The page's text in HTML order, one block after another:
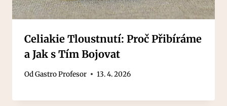
Celiakie Tloustnutí: Proč Přibíráme
a Jak s Tím Bojovat
OdGastro Profesor 13. 4. 2026